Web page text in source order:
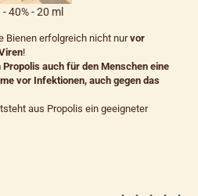
40% - 20 ml
Bienen erfolgreich nicht nurvor
!
auch für den Menschen eine
vor Infektionen, auch gegen das
aus Propolis ein geeigneter